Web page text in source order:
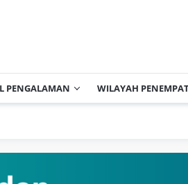
PENGALAMAN WILAYAH